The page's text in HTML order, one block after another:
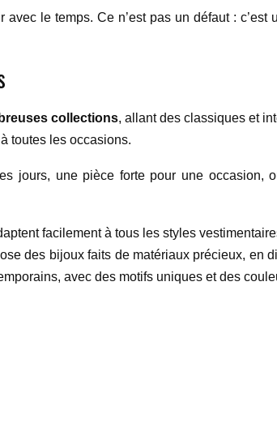
le temps. Ce n’est pas un défaut : c’est
collections, allant des classiques et
toutes les occasions.
jours, une pièce forte pour une occasion,
facilement à tous les styles
des bijoux faits de matériaux précieux, en
avec des motifs uniques et des